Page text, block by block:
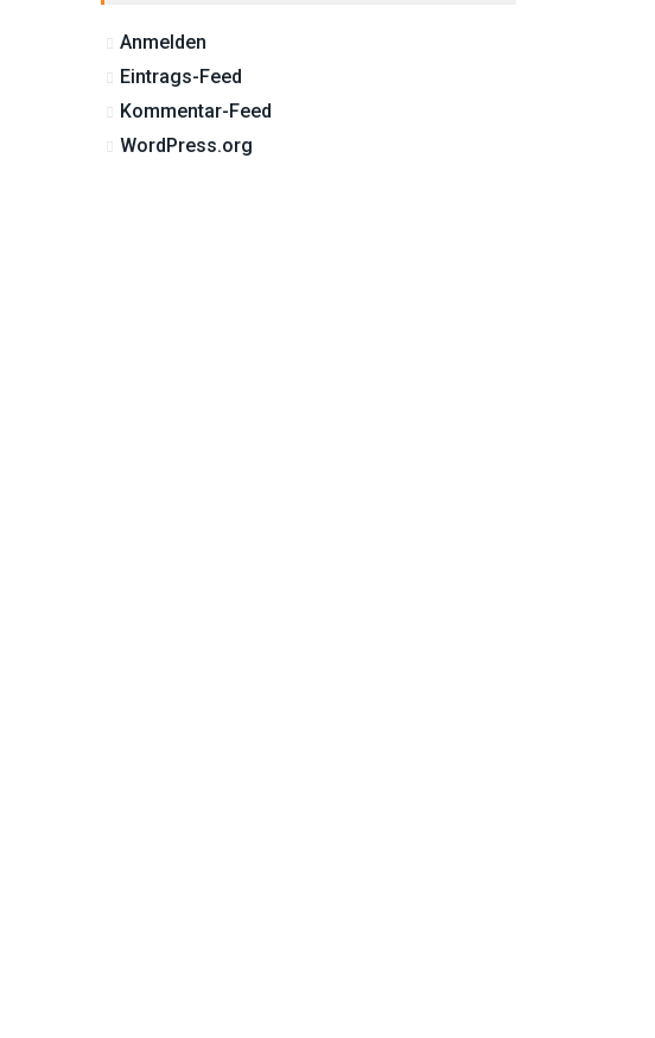
Anmelden
Eintrags-Feed
Kommentar-Feed
WordPress.org